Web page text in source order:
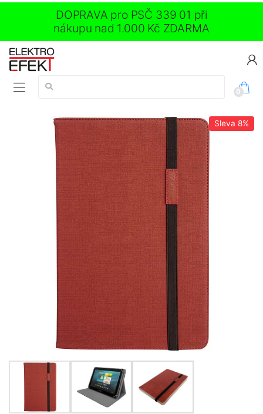
DOPRAVA pro PSČ 339 01 při
nákupu nad 1.000 Kč ZDARMA
Vyhledávání:
0
Sleva 8%